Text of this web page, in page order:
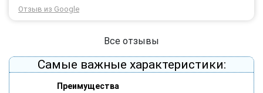
Через 3 роки після покупки я не шкодую про прийняте
тоді рішення придбати обладнання в компанії 3G star
Отзыв из Google
Все отзывы
Самые важные характеристики:
Преимущества